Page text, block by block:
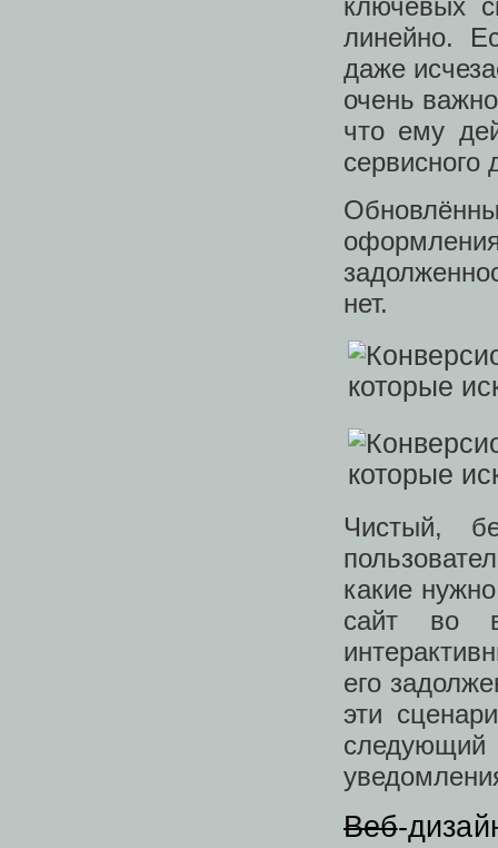
линейно.
даже
очень
что ему
сервисного
нет.
Чистый,
какие
сайт во
его
эти
Веб-